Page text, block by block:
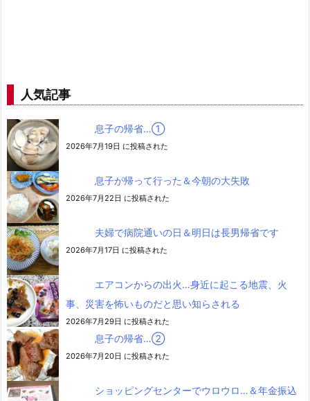
人気記事
息子の帰省…➀
2026年7月19日 に投稿された
息子が帰って行った＆今朝の大失敗
2026年7月22日 に投稿された
夫婦で病院通いの日＆明日は長男帰省です
2026年7月17日 に投稿された
エアコンからの出火…身近に起こる地震、火
事、災害を怖いものだと思い知らされる
2026年7月29日 に投稿された
息子の帰省…②
2026年7月20日 に投稿された
ショッピングセンターでウロウロ…＆年金振込